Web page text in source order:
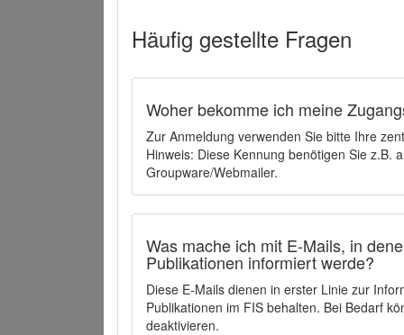
Häufig gestellte Fragen
Woher bekomme ich meine
Zur Anmeldung verwenden Sie bitte Ihre
Hinweis: Diese Kennung benötigen Sie z.B.
Groupware/Webmailer.
Was mache ich mit E-Mails, in
Publikationen informiert werde?
Diese E-Mails dienen in erster Linie zur
Publikationen im FIS behalten. Bei Bedarf
deaktivieren.